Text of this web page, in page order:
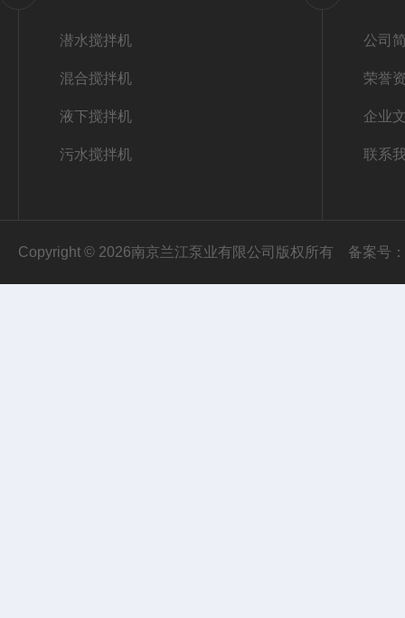
潜水搅拌机
混合搅拌机
液下搅拌机
污水搅拌机
公司
荣誉
企业
联系
Copyright © 2026南京兰江泵业有限公司版权所有 备案号